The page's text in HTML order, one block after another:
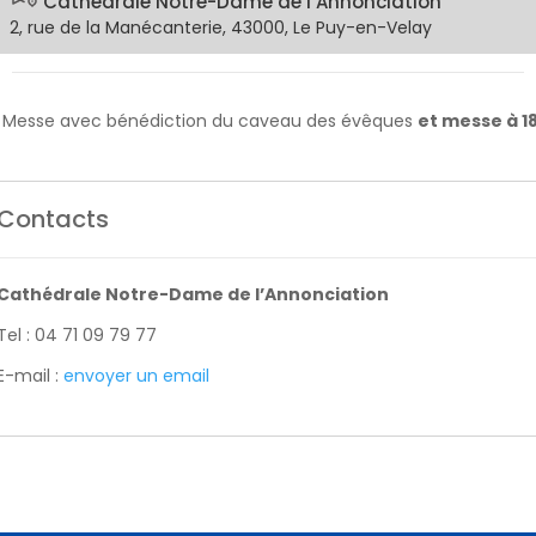
2, rue de la Manécanterie, 43000, Le Puy-en-Velay
avec bénédiction du caveau des évêques et messe à
Notre-Dame de l’Annonciation
: 04 71 09 79 77
mail : envoyer un email